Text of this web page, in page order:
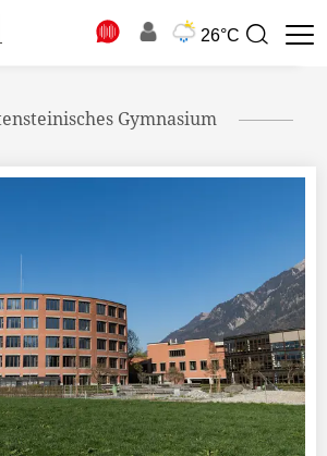
26°C
Suchbegriff
Gymnasium